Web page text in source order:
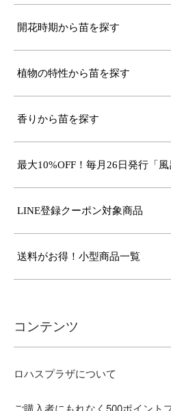
開花時期から苗を探す
植物の特性から苗を探す
香りから苗を探す
最大10%OFF！毎月26日発行「風
LINE登録クーポン対象商品
送料がお得！小型商品一覧
コンテンツ
ロハスプラザについて
ご購入者にもれなく500ポイント